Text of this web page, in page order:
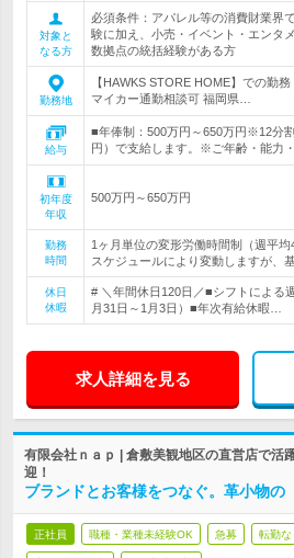
対象と
なる方
必須条件：アパレル等の消費財業界
験に加え、小売・イベント・エンタ
数拠点の統括経験がある方
勤務地
【HAWKS STORE HOME】での勤
マイカー通勤相談可 福岡県…
給与
■年俸制：500万円～650万円※12分
円）で支給します。※ご年齢・能力
初年度
年収
500万円～650万円
勤務
時間
1ヶ月単位の変形労働時間制（週平
スケジュールにより変動しますが、
休日
休暇
# ＼年間休日120日／■シフトによる
月31日～1月3日）■年次有給休暇…
求人詳細を見る
有限会社ｎａｐ | 倉敷美観地区の直営店で活
迎！
ブランドとお客様をつなぐ。革小物の
正社員 職種・業種未経験OK 急募 転勤な